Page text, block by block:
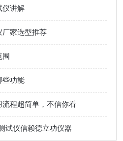
仪讲解
厂家选型推荐
围
些功能
程超简单，不信你看
试仪信赖德立功仪器